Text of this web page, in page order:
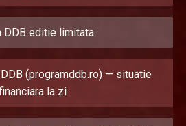
DDB editie limitata
(programddb.ro) — situatie
la zi